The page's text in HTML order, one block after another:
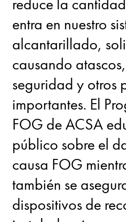
reduce la
entra en nuestro
alcantarillado,
causando
seguridad y otros
importantes. El
FOG de ACSA
público sobre el
causa FOG
también se
dispositivos de